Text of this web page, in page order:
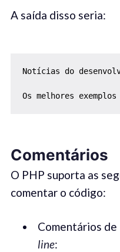
A saída disso seria:
Notícias do
Os melhores exemplos
Comentários
O PHP suporta as
comentar o código:
Comentários de
line: